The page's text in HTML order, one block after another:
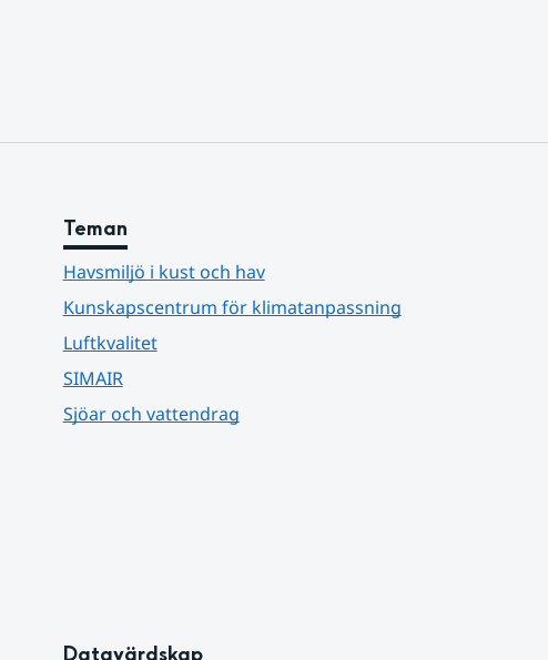
Teman
Havsmiljö i kust och hav
Kunskapscentrum för klimatanpassning
Luftkvalitet
SIMAIR
Sjöar och vattendrag